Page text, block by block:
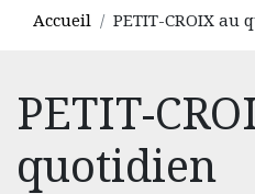
Accueil PETIT-CROIX au
PETIT-
quotidien